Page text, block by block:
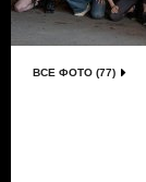
ВСЕ ФОТО (77)